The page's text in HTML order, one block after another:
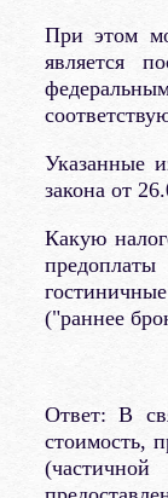
При этом
является
Указанные
закона от
Какую
("раннее
Ответ: В
стоимость,